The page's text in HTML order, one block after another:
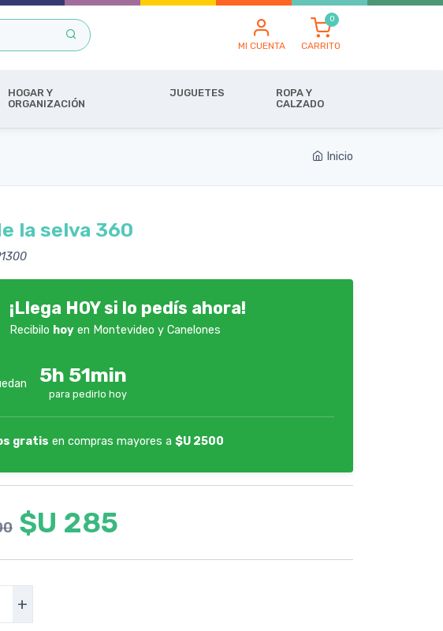
MI CUENTA CARRITO
HOGAR Y
ORGANIZACIÓN
JUGUETES
ROPA Y
CALZADO
Inicio
la selva 360
¡Llega HOY si lo pedís ahora!
Recibilo hoy en Montevideo y Canelones
5h 51min
para pedirlo hoy
gratis en compras mayores a $U 2500
$U 285
+